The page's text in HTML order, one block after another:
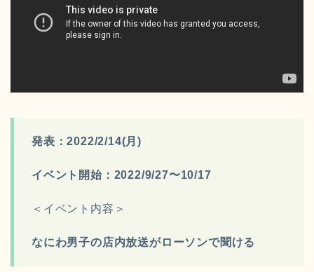
発表：2022/2/14(月)
イベント開始： 2022/9/27〜10/17
＜イベント内容＞
なにわ男子の店内放送がローソンで聞ける